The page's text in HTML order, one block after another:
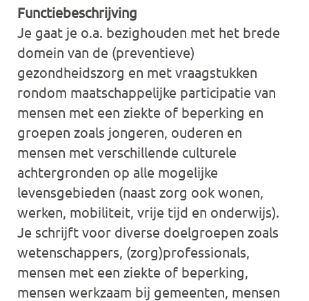
Functiebeschrijving
Je gaat je o.a. bezighouden met het brede
domein van de (preventieve)
gezondheidszorg en met vraagstukken
rondom maatschappelijke participatie van
mensen met een ziekte of beperking en
groepen zoals jongeren, ouderen en
mensen met verschillende culturele
achtergronden op alle mogelijke
levensgebieden (naast zorg ook wonen,
werken, mobiliteit, vrije tijd en onderwijs).
Je schrijft voor diverse doelgroepen zoals
wetenschappers, (zorg)professionals,
mensen met een ziekte of beperking,
mensen werkzaam bij gemeenten, mensen